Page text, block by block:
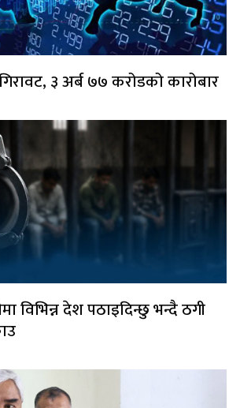
३ अर्ब ७७ करोडको कारोबार
विभिन्न देश पठाइदिन्छु भन्दै ठगी